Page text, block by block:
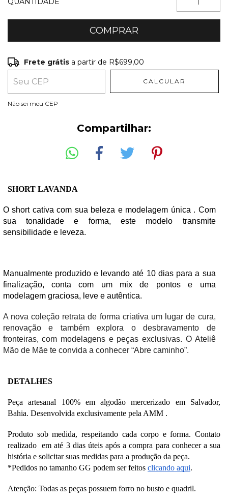
Frete grátis R$699,00
Entregas para o CEP:
Frete grátis a partir de R$699,00
CALCULAR
Não sei meu CEP
Compartilhar:
SHORT LAVANDA
O short cativa com sua beleza e modelagem única . Com
sua tonalidade e forma, este modelo transmite
sensibilidade e leveza.
Manualmente produzido e levando até 10 dias para a sua
finalização, conta com um mix de pontos e uma
modelagem graciosa, leve e autêntica.
A nova coleção retrata de forma criativa um lugar de cura,
renovação e também explora o desbravamento de
fronteiras, com modelagens e peças exclusivas. O Ateliê
Mão de Mãe te convida a conhecer “Abre caminho”.
DETALHES
Peça artesanal 100% em algodão mercerizado em Salvador,
Bahia. Desenvolvida exclusivamente pela AMM .
Produto sob medida, respeitando cada corpo e forma. Contato
realizado  em até 3 dias úteis após a compra para conhecer a sua
história e solicitar suas medidas para a produção da peça.
*Pedidos no tamanho GG podem ser feitos clicando aqui.
Atenção: Todas as peças possuem forro no busto e quadril.